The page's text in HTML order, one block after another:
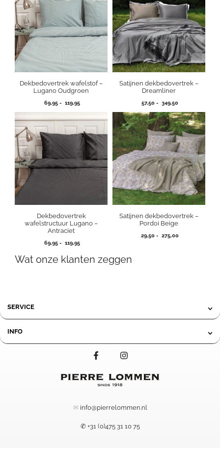
Dekbedovertrek wafelstof –
Lugano Oudgroen
69,95 - 119,95Prijsklasse:
tot
119,95
Satijnen dekbedovertrek –
Dreamliner
57,50 - 349,50Prijsklasse:
tot
349,50
Dekbedovertrek
wafelstructuur Lugano –
Antraciet
69,95 - 119,95Prijsklasse:
tot
Satijnen dekbedovertrek –
Pordoi Beige
29,50 - 275,00Prijsklasse:
Wat onze klanten zeggen
SERVICE
INFO
✉ info@pierrelommen.nl
✆ +31 (0)475 31 10 75